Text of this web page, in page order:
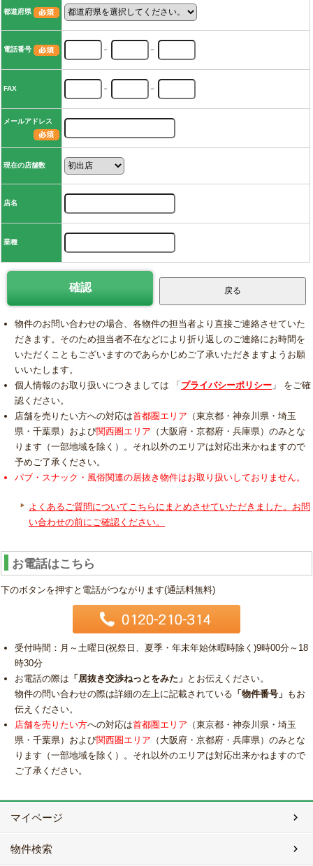
都道府県
電話番号 － －
FAX － －
メールアドレス
現在の店舗数
店名
業種
物件のお問い合わせの場合、各物件の担当者より直接ご連絡させていた
だきます。そのため担当者不在などにより折り返しのご連絡にお時間を
いただくこともございますのであらかじめご了承いただきますようお願
いいたします。
個人情報のお取り扱いにつきましては 「プライバシーポリシー 」 をご確
認ください。
店舗を売りたい方への対応は首都圏エリア （東京都・神奈川県・埼玉
県・千葉県）および関西圏エリア （大阪府・京都府・兵庫県）のみとな
ります（一部地域を除く）。それ以外のエリアは対応出来かねますので
予めご了承ください。
パブ・スナック・風俗関連の居抜き物件はお取り扱いしておりません。
よくあるご質問についてこちらにまとめさせていただきました。お問
い合わせの前にご確認ください。
お電話はこちら
下のボタンを押すと電話がつながります(通話料無料)
受付時間：月～土曜日(祝祭日、夏季・年末年始休暇時除く)9時00分～18
時30分
お電話の際は 「居抜き交渉ねっとをみた」 とお伝えください。
物件の問い合わせの際は詳細の左上に記載されている 「物件番号」 もお
伝えください。
店舗を売りたい方への対応は首都圏エリア （東京都・神奈川県・埼玉
県・千葉県）および関西圏エリア （大阪府・京都府・兵庫県）のみとな
ります（一部地域を除く）。それ以外のエリアは対応出来かねますので
ご了承ください。
マイページ
物件検索